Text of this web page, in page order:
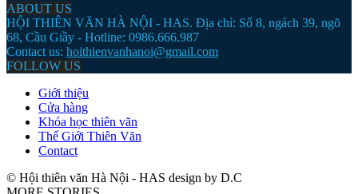
ABOUT US
HỘI THIÊN VĂN HÀ NỘI - HAS. Địa chỉ: Số 8, ngách 39, ngõ
68, Cầu Giầy - Hotline: 0986.666.987
Contact us: hoithienvanhanoi@gmail.com
FOLLOW US
Giới thiệu
Cửa hàng
Khóa học thiên văn
Thế Giới Thiên Văn
Contact
© Hội thiên văn Hà Nội - HAS design by D.C